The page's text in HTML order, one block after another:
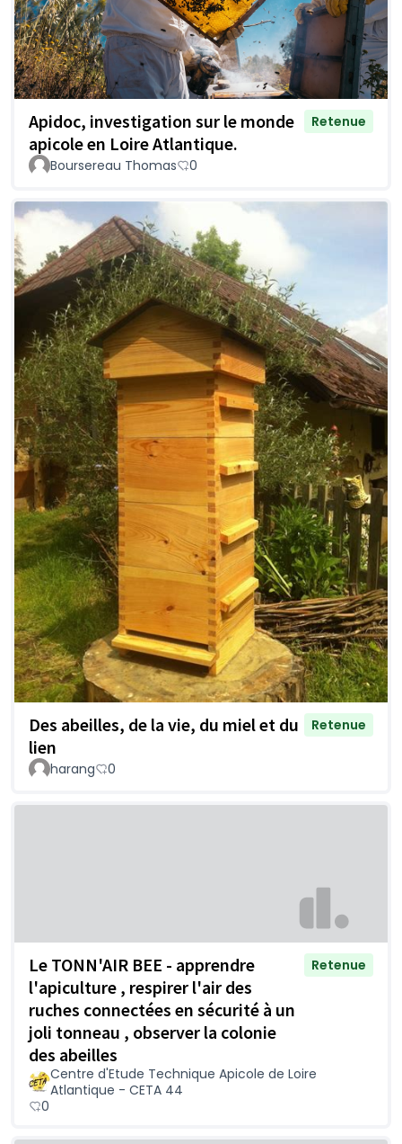
Apidoc, investigation sur le monde
apicole en Loire Atlantique.
Retenue
Boursereau Thomas 0
Des abeilles, de la vie, du miel et du
lien
Retenue
harang 0
Le TONN'AIR BEE - apprendre
l'apiculture , respirer l'air des
ruches connectées en sécurité à un
joli tonneau , observer la colonie
des abeilles
Retenue
Centre d'Etude Technique Apicole de Loire
Atlantique - CETA 44
0